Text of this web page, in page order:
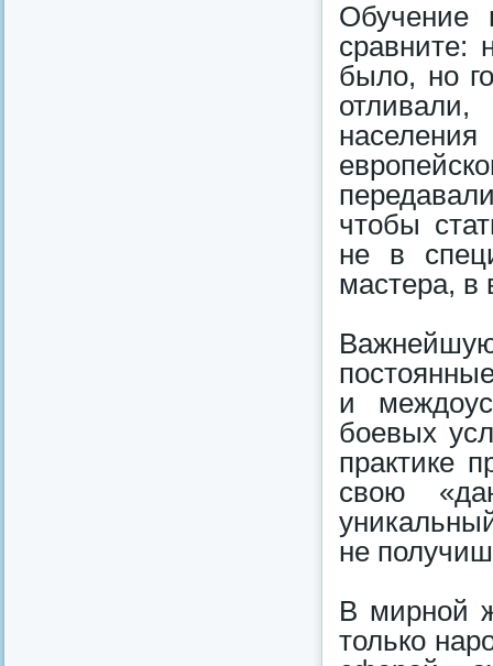
Обучение
сравните:
было, но
отливали,
чтобы
не в
мастера, в
и
боевых
практике
свою
не
В мирной
только